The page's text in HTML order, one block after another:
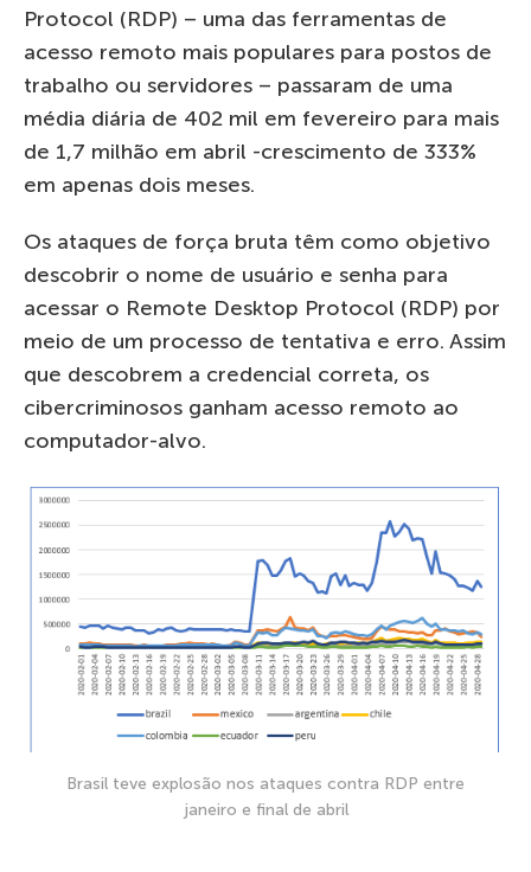
Protocol (RDP) – uma das ferramentas de
acesso remoto mais populares para postos de
trabalho ou servidores – passaram de uma
média diária de 402 mil em fevereiro para mais
de 1,7 milhão em abril -crescimento de 333%
em apenas dois meses.
Os ataques de força bruta têm como objetivo
descobrir o nome de usuário e senha para
acessar o Remote Desktop Protocol (RDP) por
meio de um processo de tentativa e erro. Assim
que descobrem a credencial correta, os
cibercriminosos ganham acesso remoto ao
computador-alvo.
Brasil teve explosão nos ataques contra RDP entre
janeiro e final de abril